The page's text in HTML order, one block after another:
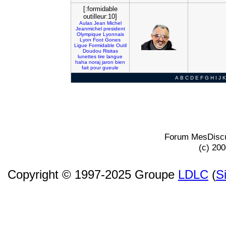
[:formidable
outilleur:10]
Aulas Jean Michel
Jeanmichel president
Olympique Lyonnais
Lyon Foot Gones
Ligue Formidable Outil
Doudou Risitas
lunettes tire langue
haha noraj jaron bien
fait pour gueule
A B C D E F G H I J K
Forum
(c)
Copyright © 1997-2025 Groupe LDLC (